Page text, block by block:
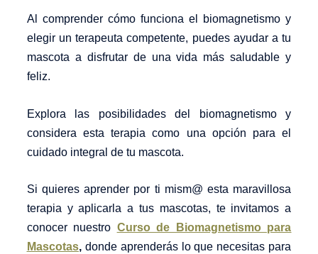
Al comprender cómo funciona el biomagnetismo y
elegir un terapeuta competente, puedes ayudar a tu
mascota a disfrutar de una vida más saludable y
feliz.
Explora las posibilidades del biomagnetismo y
considera esta terapia como una opción para el
cuidado integral de tu mascota.
Si quieres aprender por ti mism@ esta maravillosa
terapia y aplicarla a tus mascotas, te invitamos a
conocer nuestro Curso de Biomagnetismo para
Mascotas,donde aprenderás lo que necesitas para